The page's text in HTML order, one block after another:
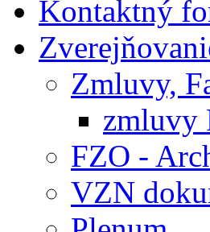
Kontaktný
Zmluvy,
zmluvy
FZO -
VZN